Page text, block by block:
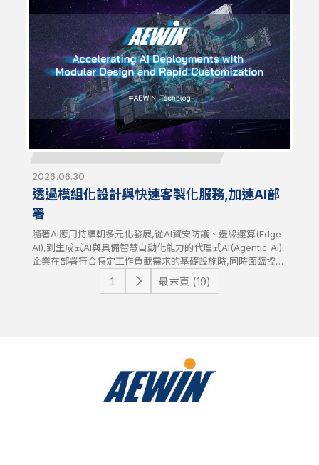
能表現
2026.06.30
透過模組化設計與快速客製化服務,加速AI部
署
隨著AI應用持續朝多元化發展,從AI資安防護、邊緣運算(Edge
AI),到生成式AI與具備智慧自動化能力的代理式AI(Agentic AI),
企業在部署符合特定工作負載需求的基礎設施時,同時面臨控制
開發成本與時程的挑戰日益加劇。AEWIN透過彈性的模組化平
台設計與快速客製化服務,協助企業因應這些挑戰,讓客戶能快
最末頁 (19)